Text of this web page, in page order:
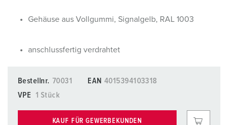
Gehäuse aus Vollgummi, Signalgelb, RAL 1003
anschlussfertig verdrahtet
Bestellnr. 70031 EAN 4015394103318
VPE
1 Stück
KAUF FÜR GEWERBEKUNDEN